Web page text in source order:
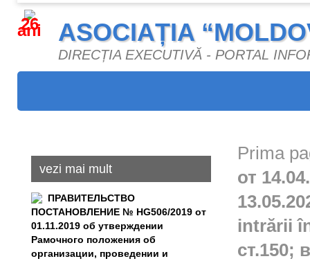
26
ani ASOCIAȚIA
DIRECȚIA EXECUTIVĂ - PORTAL
vezi mai mult
ПРАВИТЕЛЬСТВО
ПОСТАНОВЛЕНИЕ № HG506/2019 от
01.11.2019 об утверждении
Рамочного положения об
организации, проведении и
Prima
от
intrării
ст.150;